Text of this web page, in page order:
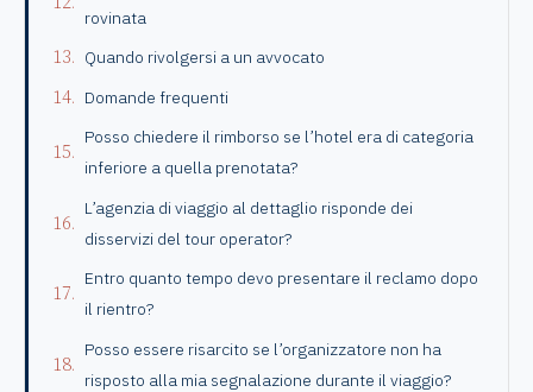
rovinata
Quando rivolgersi a un avvocato
Domande frequenti
Posso chiedere il rimborso se l’hotel era di categoria
inferiore a quella prenotata?
L’agenzia di viaggio al dettaglio risponde dei
disservizi del tour operator?
Entro quanto tempo devo presentare il reclamo dopo
il rientro?
Posso essere risarcito se l’organizzatore non ha
risposto alla mia segnalazione durante il viaggio?